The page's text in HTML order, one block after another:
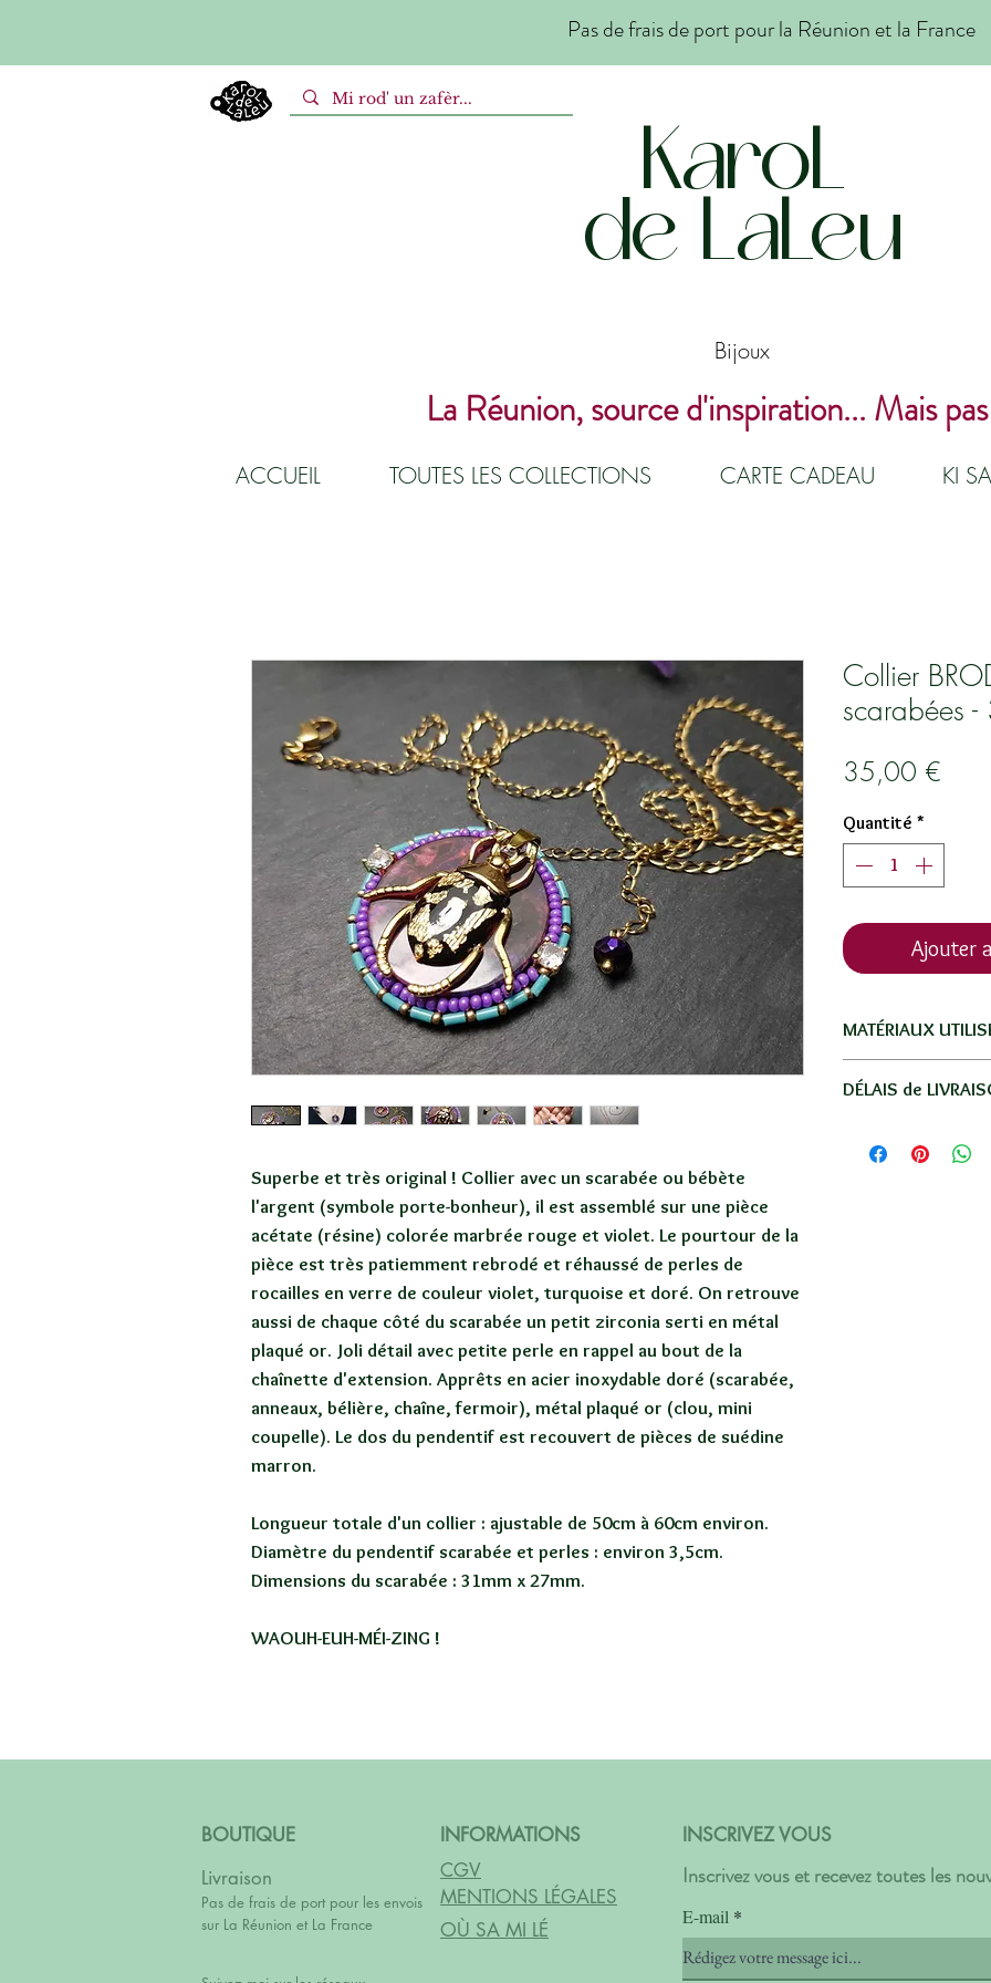
Pas de frais de port pour la Réunion et la France
KaroL
de LaLeu
Bijoux
La Réunion, source d'inspiration... Mais
ACCUEIL TOUTES LES COLLECTIONS CARTE CADEAU KI
Superbe et très original ! Collier avec un scarabée ou bébète
l'argent (symbole porte-bonheur), il est assemblé sur une pièce
acétate (résine) colorée marbrée rouge et violet. Le pourtour de la
pièce est très patiemment rebrodé et réhaussé de perles de
rocailles en verre de couleur violet, turquoise et doré. On retrouve
aussi de chaque côté du scarabée un petit zirconia serti en métal
plaqué or. Joli détail avec petite perle en rappel au bout de la
chaînette d'extension. Apprêts en acier inoxydable doré (scarabée,
anneaux, bélière, chaîne, fermoir), métal plaqué or (clou, mini
coupelle). Le dos du pendentif est recouvert de pièces de suédine
marron.
Longueur totale d'un collier : ajustable de 50cm à 60cm environ.
Diamètre du pendentif scarabée et perles : environ 3,5cm.
Dimensions du scarabée : 31mm x 27mm.
WAOUH-EUH-MÉI-ZING !
Collier
scarabées
35,00 €
Quantité *
Ajouter
MATÉRIAUX
plaqué or, or gold
DÉLAIS de
Réunion, la
BOUTIQUE
Livraison
Pas de frais de port pour les envois
sur La Réunion et La France
INFORMATIONS
CGV
MENTIONS LÉGALES
OÙ SA MI LÉ
INSCRIVEZ VOUS
Inscrivez vous et recevez toutes les
E-mail